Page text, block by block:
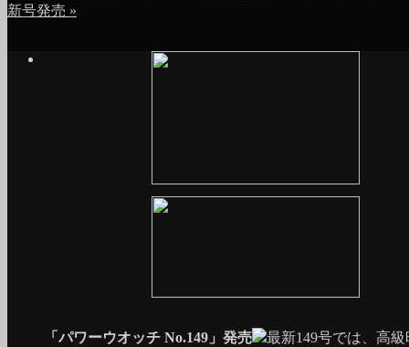
新号発売 »
「パワーウオッチ No.149」発売
最新149号では、高